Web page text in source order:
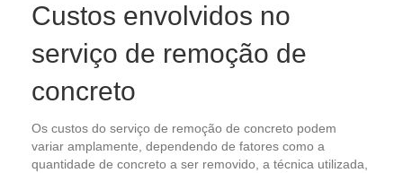
Custos envolvidos no
serviço de remoção de
concreto
Os custos do serviço de remoção de concreto podem
variar amplamente, dependendo de fatores como a
quantidade de concreto a ser removido, a técnica utilizada,